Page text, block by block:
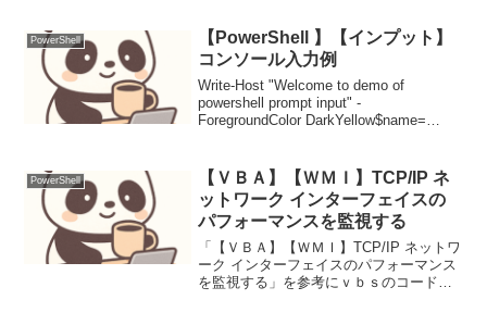
パラダイムを提供します。Azure Func...
PowerShell
【PowerShell 】【インプット】
コンソール入力例
Write-Host "Welcome to demo of
powershell prompt input" -
ForegroundColor DarkYellow$name=
PowerShell
【ＶＢＡ】【ＷＭＩ】TCP/IP ネ
ットワーク インターフェイスの
パフォーマンスを監視する
「【ＶＢＡ】【ＷＭＩ】TCP/IP ネットワ
ーク インターフェイスのパフォーマンス
を監視する」を参考にｖｂｓのコードを